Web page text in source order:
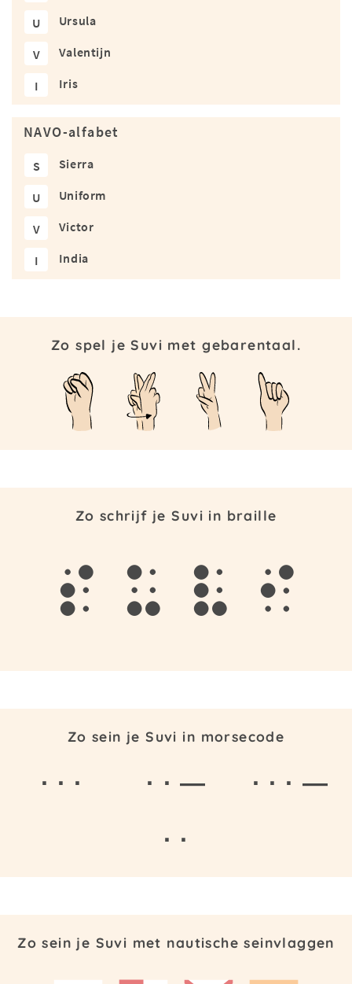
U Ursula
V Valentijn
I Iris
NAVO-alfabet
S Sierra
U Uniform
V Victor
I India
Zo spel je Suvi met gebarentaal.
Zo schrijf je Suvi in braille
s u v i
Zo sein je Suvi in morsecode
· · · · · —
· · · —
· ·
Zo sein je Suvi met nautische seinvlaggen